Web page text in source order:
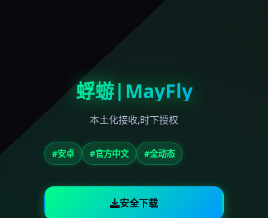
蜉蝣|MayFly
本土化接收,时下授权
#安卓 #官方中文 #全动态
安全下载